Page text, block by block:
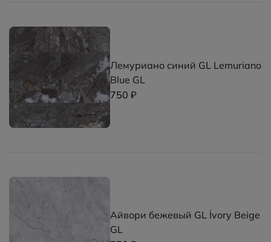
Лемуриано синий GL Lemuriano
Blue GL
750 ₽
Айвори бежевый GL İvory Beige
GL